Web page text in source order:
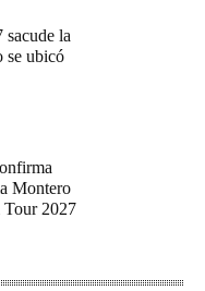
sacude la
se ubicó
Montero
Tour 2027